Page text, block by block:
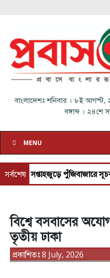
বাংলাদেশঃশনিবার । ৮ই আগস্ট,
বঙ্গাব্দ। ২৪শে
MENU
সর্বশেষ পুঁজিবাজারে সূচক কমলেও
বিশ্বে বসবাসের
তৃতীয় ঢাকা
প্রকাশিতঃ 8 July, 2026